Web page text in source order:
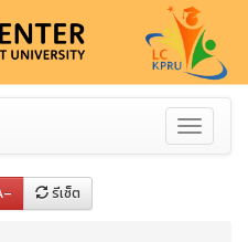
Toggle
รีเซ็ต